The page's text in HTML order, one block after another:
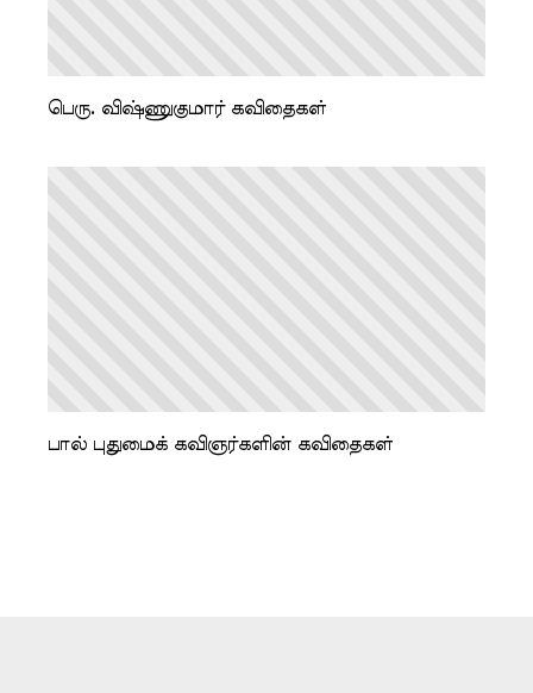
பெரு. விஷ்ணுகுமார் கவிதைகள்
பால் புதுமைக் கவிஞர்களின் கவிதைகள்